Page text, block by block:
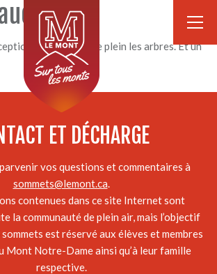
De la neige plein les arbres. Et un
ET DÉCHARGE
vos questions et commentaires à
sommets@lemont.ca.
contenues dans ce site Internet sont
la communauté de plein air, mais l’objectif
est réservé aux élèves et membres
Mont Notre-Dame ainsi qu’à leur famille
respective.